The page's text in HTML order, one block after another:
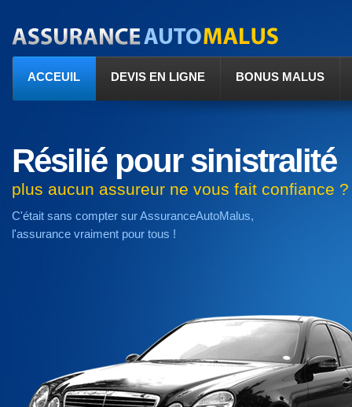
ACCEUIL DEVIS EN LIGNE BONUS MALUS
Résilié pour sinistralité
plus aucun assureur ne vous fait confiance ?
C'était sans compter sur AssuranceAutoMalus,
l'assurance vraiment pour tous !